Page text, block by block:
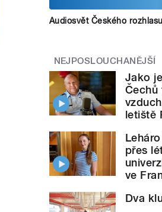
Audiosvět Českého
NEJPOSLOUCHANĚJŠÍ
Jako
Čechů
letiště
přes
ve
Dva